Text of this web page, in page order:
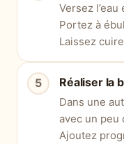
Versez
Portez à
Laissez
Réaliser la
Dans une
avec un peu
Ajoutez